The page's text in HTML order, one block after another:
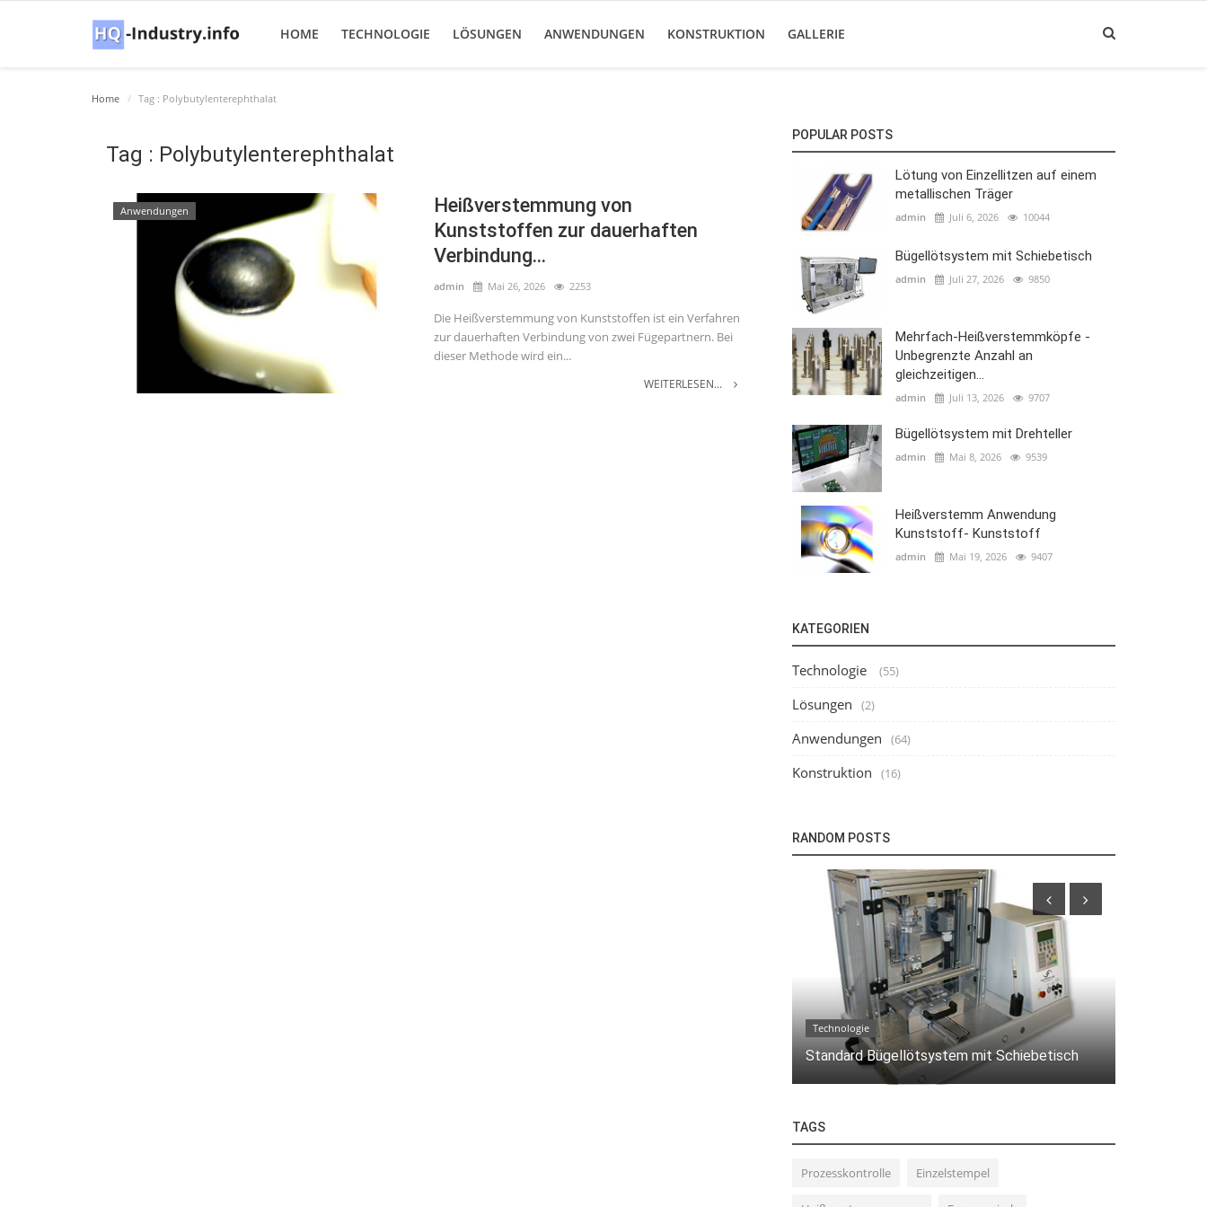
HOME TECHNOLOGIE LÖSUNGEN ANWENDUNGEN KONSTRUKTION GALLERIE
Home Tag : Polybutylenterephthalat
Tag : Polybutylenterephthalat
Anwendungen
Heißverstemmung von
Kunststoffen zur dauerhaften
Verbindung...
admin Mai 26, 2026 2253
Die Heißverstemmung von Kunststoffen ist ein Verfahren
zur dauerhaften Verbindung von zwei Fügepartnern. Bei
dieser Methode wird ein...
WEITERLESEN...
POPULAR POSTS
Lötung von Einzellitzen auf einem
metallischen Träger
admin Juli 6, 2026 10044
Bügellötsystem mit Schiebetisch
admin Juli 27, 2026 9850
Mehrfach-Heißverstemmköpfe -
Unbegrenzte Anzahl an
gleichzeitigen...
admin Juli 13, 2026 9707
Bügellötsystem mit Drehteller
admin Mai 8, 2026 9539
Heißverstemm Anwendung
Kunststoff- Kunststoff
admin Mai 19, 2026 9407
KATEGORIEN
Technologie (55)
Lösungen (2)
Anwendungen (64)
Konstruktion (16)
RANDOM POSTS
Technologie
Standard Bügellötsystem mit Schiebetisch
TAGS
Prozesskontrolle Einzelstempel